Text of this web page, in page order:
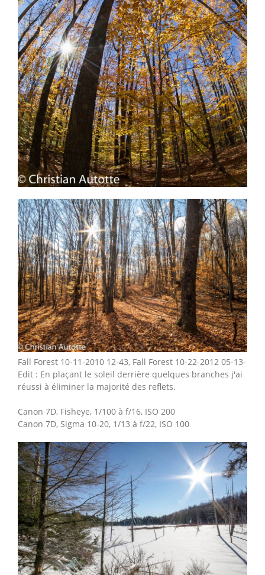
Fall Forest 10-11-2010 12-43, Fall Forest 10-22-2012 05-13-
Edit : En plaçant le soleil derrière quelques branches j'ai
réussi à éliminer la majorité des reflets.
Canon 7D, Fisheye, 1/100 à f/16, ISO 200
Canon 7D, Sigma 10-20, 1/13 à f/22, ISO 100